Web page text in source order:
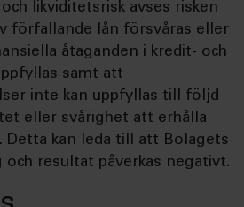
likviditetsrisk avses risken
förfallande lån försvåras eller
åtaganden i kredit- och
samt att
inte kan uppfyllas till följd
eller svårighet att erhålla
Detta kan leda till att Bolagets
resultat påverkas negativt.